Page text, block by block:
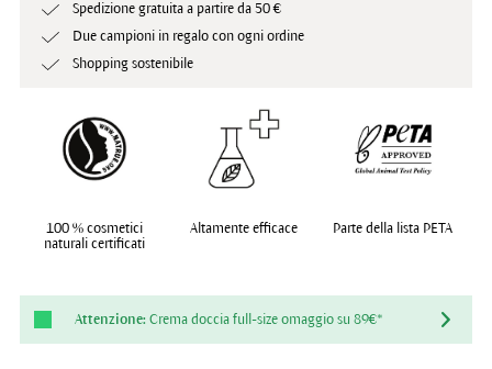
Spedizione gratuita a partire da 50 €
Due campioni in regalo con ogni ordine
Shopping sostenibile
100 % cosmetici
naturali certificati
Altamente efficace Parte della lista PETA
Attenzione: Crema doccia full-size omaggio su 89€*